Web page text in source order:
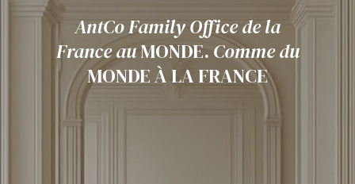
AntCo Family Officede la
France auMONDE. Comme du
MONDE À LA FRANCE